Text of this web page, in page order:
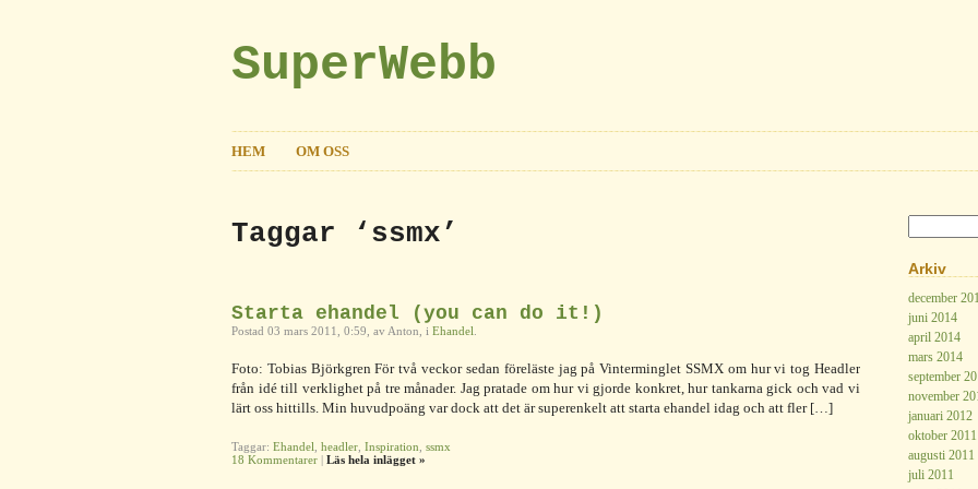
SuperWebb
HEM OM OSS
Taggar ‘ssmx’
Starta ehandel (you can do it!)
Postad 03 mars 2011, 0:59, av Anton, i Ehandel
Foto: Tobias Björkgren För två veckor sedan föreläste jag på Vinterminglet SSMX om hur vi tog Headler
från idé till verklighet på tre månader. Jag pratade om hur vi gjorde konkret, hur tankarna gick och vad vi
lärt oss hittills. Min huvudpoäng var dock att det är superenkelt att starta ehandel idag och att fler […]
Taggar: Ehandel headler Inspiration ssmx
18 Kommentarer | Läs hela inlägget »
Arkiv
december
juni 2014
april 2014
mars 2014
september
november
januari 2012
oktober 2011
augusti 2011
juli 2011